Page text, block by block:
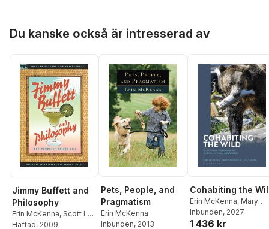
Du kanske också är intresserad av
Jimmy Buffett and
Philosophy
Erin McKenna, Scott L.
Pratt
Häftad, 2009
Pets, People, and
Pragmatism
Erin McKenna
Inbunden, 2013
Cohabiting the
Erin McKenna, Mary
Trachsel,Tess Varner
Inbunden, 2027
1 436 kr